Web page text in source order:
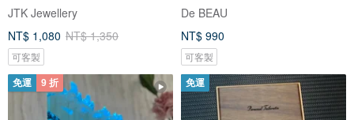
JTK Jewellery
NT$ 1,080 NT$ 1,350
可客製
De BEAU
NT$ 990
可客製
免運 9 折 免運